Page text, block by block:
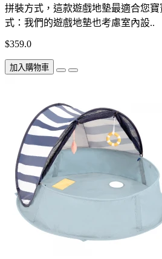
拼裝方式，這款遊戲地墊最適合您
式：我們的遊戲地墊也考慮室內設..
$359.0
加入購物車